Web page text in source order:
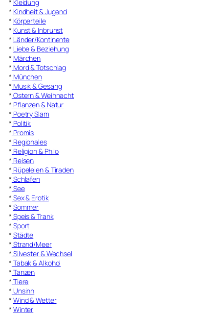
* Kleidung
* Kindheit & Jugend
* Körperteile
* Kunst & Inbrunst
* Länder/Kontinente
* Liebe & Beziehung
* Märchen
* Mord & Totschlag
* München
* Musik & Gesang
* Ostern & Weihnacht
* Pflanzen & Natur
* Poetry Slam
* Politik
* Promis
* Regionales
* Religion & Philo
* Reisen
* Rüpeleien & Tiraden
* Schlafen
* See
* Sex & Erotik
* Sommer
* Speis & Trank
* Sport
* Städte
* Strand/Meer
* Silvester & Wechsel
* Tabak & Alkohol
* Tanzen
* Tiere
* Unsinn
* Wind & Wetter
* Winter